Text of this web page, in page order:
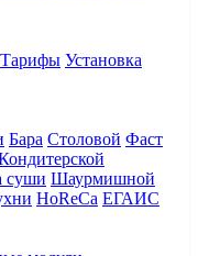
Тарифы Установка
Бара Столовой Фаст
суши Шаурмишной
HoReCa ЕГАИС